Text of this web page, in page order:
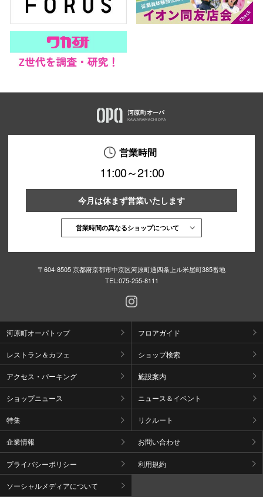
営業時間
11:00～21:00
今月は休まず営業いたします
営業時間の異なるショップについて
〒604-8505 京都府京都市中京区河原町通四条上ル米屋町385番地
TEL:075-255-8111
河原町オーパトップ フロアガイド
レストラン＆カフェ ショップ検索
アクセス・パーキング 施設案内
ショップニュース ニュース＆イベント
特集 リクルート
企業情報 お問い合わせ
プライバシーポリシー 利用規約
ソーシャルメディアについて